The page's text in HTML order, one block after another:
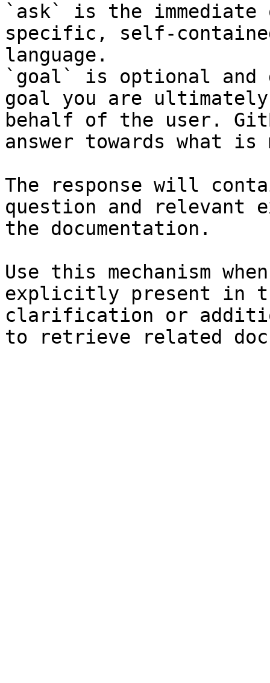
`ask` is the
specific, self-
language.
`goal` is optional and
goal you are
behalf of the user.
answer towards what
The response will
question and relevant
the documentation.
Use this mechanism
explicitly present in
clarification or